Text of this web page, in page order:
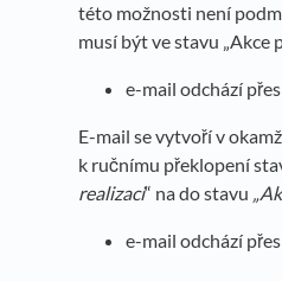
této možnosti není
musí být ve stavu „Akce
e-mail odchází
E-mail se vytvoří v
k ručnímu překlopení
realizaci“ na do stavu
e-mail odchází